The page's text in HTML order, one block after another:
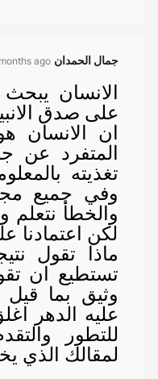
جمال الحمدان ago
الانسان
على صدق
ان الانسان
المتفرد عن
تغذيته
وفي جميع
والخطأ نتعلم
لكن
ماذا تقول
تستطيع ان
وثيق بما
عليه الدهر
للتطور
لمقالك الذي